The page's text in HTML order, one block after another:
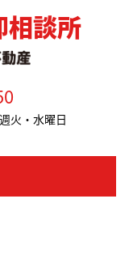
相談所
火・水曜日